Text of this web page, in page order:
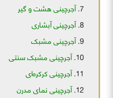
آجرچینی هشت و گیر
آجرچینی آبشاری
آجرچینی مشبک
آجرچینی مشبک سنتی
آجرچینی کرکره‌ای
آجرچینی نمای مدرن